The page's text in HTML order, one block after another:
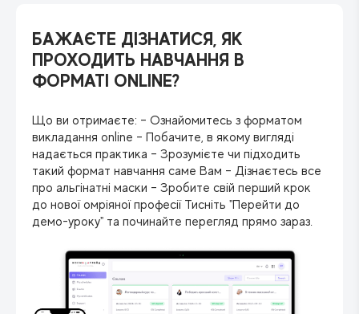
БАЖАЄТЕ ДІЗНАТИСЯ, ЯК
ПРОХОДИТЬ НАВЧАННЯ В
ФОРМАТІ ONLINE?
Що ви отримаєте: – Ознайомитесь з форматом
викладання online – Побачите, в якому вигляді
надається практика – Зрозумієте чи підходить
такий формат навчання саме Вам – Дізнаєтесь все
про альгінатні маски – Зробите свій перший крок
до нової омріяної професії Тисніть "Перейти до
демо-уроку" та починайте перегляд прямо зараз.